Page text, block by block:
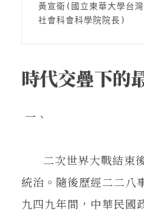
書評書介
黃宣衛(國立東華大學台
社會科會科學院院長)
時代交疊下的
一、
二次世界大戰結束
統治。隨後歷經二二八
九四九年間，中華民國